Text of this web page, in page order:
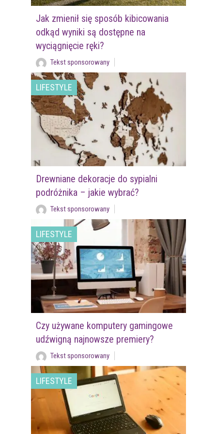
Jak zmienił się sposób kibicowania
odkąd wyniki są dostępne na
wyciągnięcie ręki?
Tekst sponsorowany
LIFESTYLE
Drewniane dekoracje do sypialni
podróżnika – jakie wybrać?
Tekst sponsorowany
LIFESTYLE
Czy używane komputery gamingowe
udźwigną najnowsze premiery?
Tekst sponsorowany
LIFESTYLE